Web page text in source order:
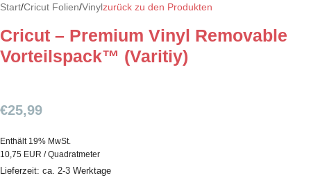
Start/Cricut Folien/Vinylzurück zu den Produkten
Cricut – Premium Vinyl Removable
Vorteilspack™ (Varitiy)
€25,99
Enthält 19% MwSt.
10,75 EUR / Quadratmeter
Lieferzeit: ca. 2-3 Werktage